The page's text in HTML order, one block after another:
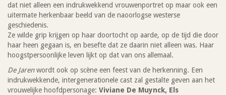
dat niet alleen een indrukwekkend vrouwenportret op maar ook een
uitermate herkenbaar beeld van de naoorlogse westerse
geschiedenis.
Ze wilde grip krijgen op haar doortocht op aarde, op de tijd die door
haar heen gegaan is, en besefte dat ze daarin niet alleen was. Haar
hoogstpersoonlijke leven lijkt op dat van ons allemaal.
De Jarenwordt ook op scène een feest van de herkenning. Een
indrukwekkende, intergenerationele cast zal gestalte geven aan het
vrouwelijke hoofdpersonage: Viviane De Muynck, Els